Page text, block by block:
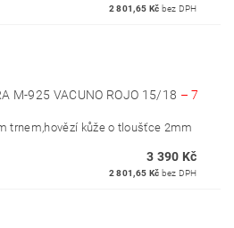
2 801,65 Kč bez DPH
M-925 VACUNO ROJO 15/18 –7
trnem,hovězí kůže o tloušťce 2mm
3 390 Kč
2 801,65 Kč bez DPH